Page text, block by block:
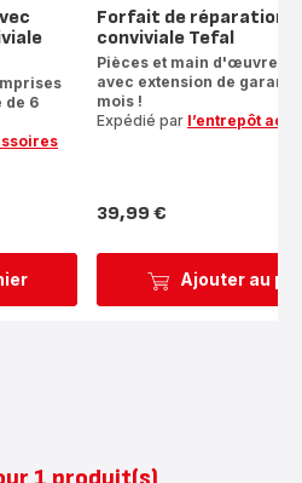
de 6
Ajouter au
Forfait de réparation
conviviale Tefal
Pièces et main d'œuvre
avec extension de
mois !
Expédié par l’entrepôt
Prix
39,99 €